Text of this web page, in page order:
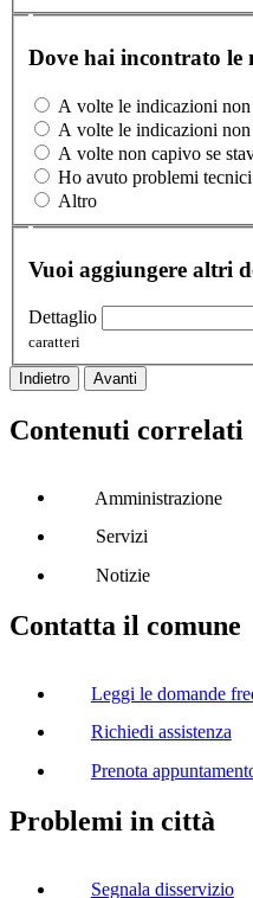
Dove hai incontrato
A volte le indicazioni non
A volte le indicazioni non
A volte non capivo se
Ho avuto problemi tecnici
Altro
Vuoi aggiungere altri
Dettaglio
caratteri
Indietro Avanti
Contenuti correlati
Amministrazione
Servizi
Notizie
Contatta il comune
Leggi le domande
Richiedi assistenza
Prenota
Problemi in città
Segnala disservizio